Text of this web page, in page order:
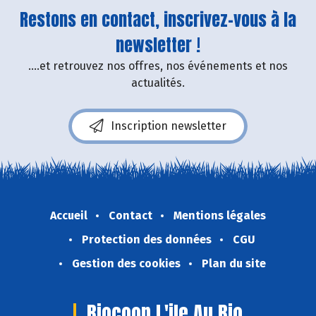
Restons en contact, inscrivez-vous à la
newsletter !
....et retrouvez nos offres, nos événements et nos
actualités.
Inscription newsletter
Accueil Contact
Mentions légales
Protection des données
CGU
Gestion des cookies
Plan du site